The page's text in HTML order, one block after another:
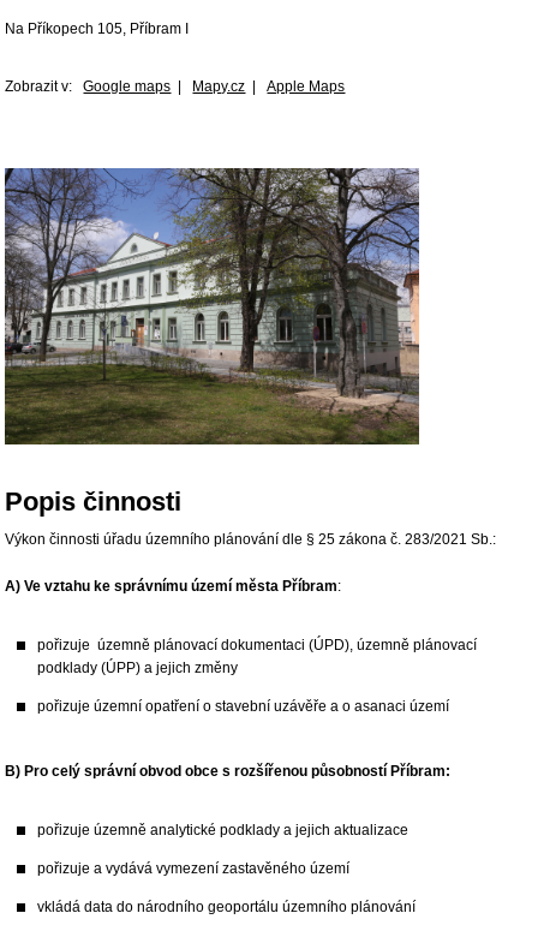
Na Příkopech 105, Příbram I
Zobrazit v:Google maps Mapy.cz |Apple Maps
Popis činnosti
Výkon činnosti úřadu územního plánování dle § 25 zákona č. 283/2021 Sb.:
A) Ve vztahu ke správnímu území města Příbram:
pořizuje územně plánovací dokumentaci (ÚPD), územně plánovací
podklady (ÚPP) a jejich změny
pořizuje územní opatření o stavební uzávěře a o asanaci území
B) Pro celý správní obvod obce s rozšířenou působností Příbram:
pořizuje územně analytické podklady a jejich aktualizace
pořizuje a vydává vymezení zastavěného území
vkládá data do národního geoportálu územního plánování